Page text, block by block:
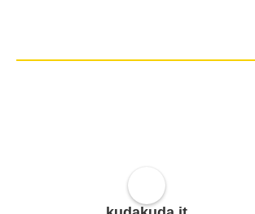
Fabio è stato gentilissimo. Si è fatto in